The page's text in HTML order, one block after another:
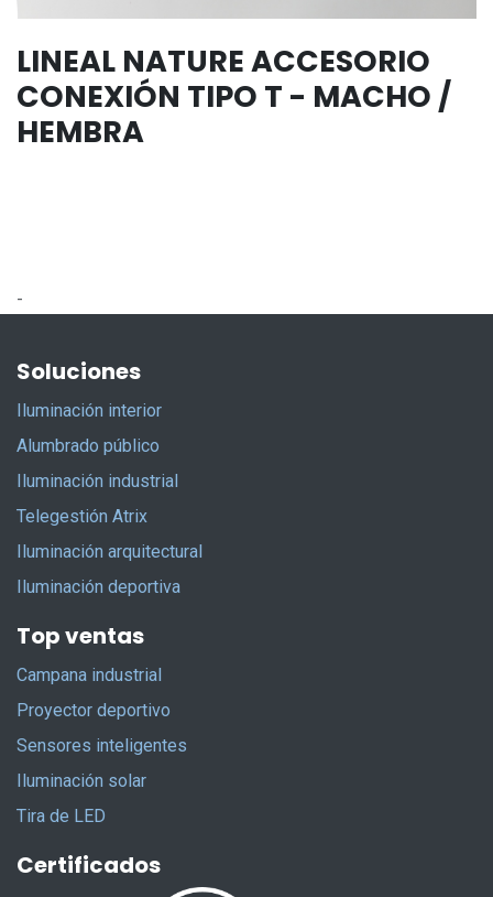
LINEAL NATURE ACCESORIO
CONEXIÓN TIPO T - MACHO /
HEMBRA
-
Soluciones
Iluminación interior
Alumbrado público
Iluminación industrial
Telegestión Atrix
Iluminación arquitectural
Iluminación deportiva
Top ventas
Campana industrial
Proyector deportivo
Sensores inteligentes
Iluminación solar
Tira de LED
Certificados